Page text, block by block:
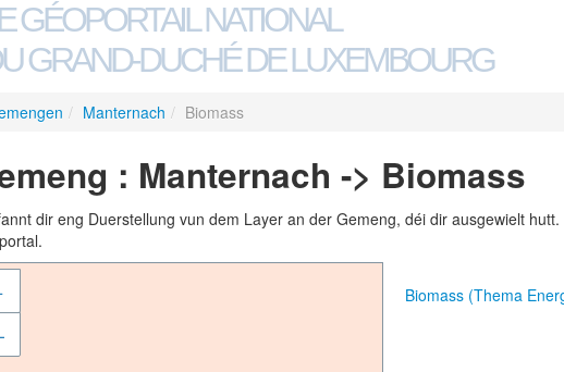
GÉOPORTAIL NATIONAL
GRAND-DUCHÉ DE LUXEMBOURG
/ Manternach / Biomass
: Manternach -> Biomass
dir eng Duerstellung vun dem Layer an der Gemeng, déi dir ausgewielt
Biomass (Thema